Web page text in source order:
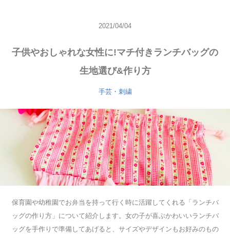
2021/04/04
子供やおしゃれな女性に!マチ付きランチバッグの
生地選び&作り方
手芸・刺繍
保育園や幼稚園でお弁当を持って行く時に活躍してくれる「ランチバ
ッグの作り方」について紹介します。女の子が喜ぶかわいいランチバ
ッグを手作りで準備してあげると、サイズやデザインもお好みのもの